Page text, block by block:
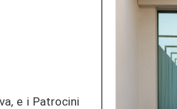
e i Patrocini